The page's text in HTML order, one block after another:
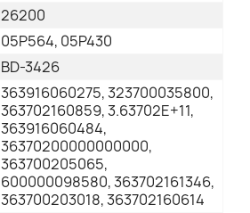
26200
05P564, 05P430
BD-3426
363916060275, 323700035800,
363702160859, 3.63702E+11,
363916060484,
36370200000000000,
363700205065,
600000098580, 363702161346,
363700203018, 363702160614